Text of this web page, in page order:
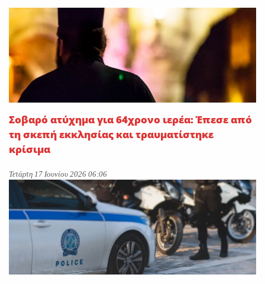
On28 Ιουλίου 2026
Κατά πλειοψηφία εγκρίθηκε
το νομοσχέδιο για την
επέκταση των αρμοδιοτήτων
ΕΥΔΑΠ και ΕΥΑΘ-Σπανός:
«Υδρολογικό νοικοκύρεμα με
On27 Ιουλίου 2026
Σοβαρό ατύχημα για 64χρονο ιερέα: Έπεσε από
τη σκεπή εκκλησίας και τραυματίστηκε
κρίσιμα
Τετάρτη 17 Ιουνίου 2026 06:06